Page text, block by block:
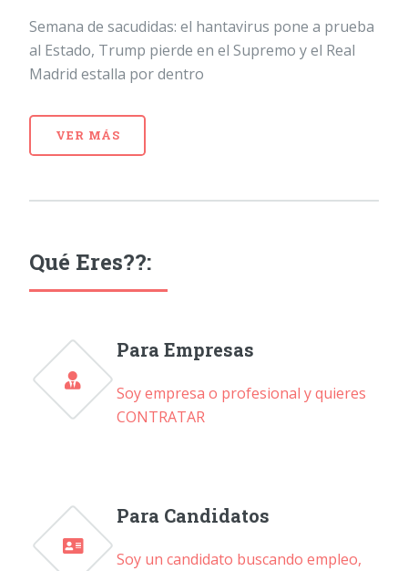
Semana de sacudidas: el hantavirus pone a prueba
al Estado, Trump pierde en el Supremo y el Real
Madrid estalla por dentro
VER MÁS
Qué Eres??:
Para Empresas
Soy empresa o profesional y quieres
CONTRATAR
Para Candidatos
Soy un candidato buscando empleo,